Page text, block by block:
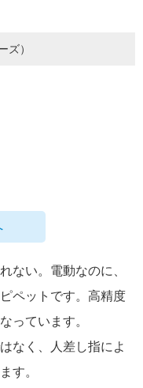
ズ）
ない。電動なのに、
ペットです。高精度
っています。
なく、人差し指によ
す。